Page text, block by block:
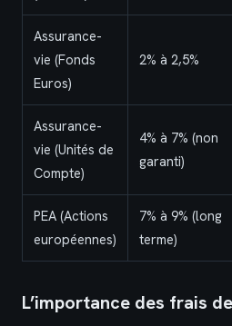
Assurance-
vie (Fonds
Euros)
2% à 2,5%
Assurance-
vie (Unités de
Compte)
4% à 7% (non
garanti)
PEA (Actions
européennes)
7% à 9% (long
terme)
L’importance des frais